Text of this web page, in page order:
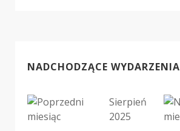
NADCHODZĄCE WYDARZENIA
Sierpień
2025